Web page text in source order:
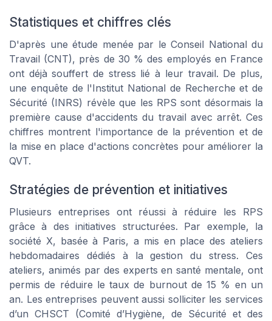
Statistiques et chiffres clés
D'après une étude menée par le Conseil National du
Travail (CNT), près de 30 % des employés en France
ont déjà souffert de stress lié à leur travail. De plus,
une enquête de l'Institut National de Recherche et de
Sécurité (INRS) révèle que les RPS sont désormais la
première cause d'accidents du travail avec arrêt. Ces
chiffres montrent l'importance de la prévention et de
la mise en place d'actions concrètes pour améliorer la
QVT.
Stratégies de prévention et initiatives
Plusieurs entreprises ont réussi à réduire les RPS
grâce à des initiatives structurées. Par exemple, la
société X, basée à Paris, a mis en place des ateliers
hebdomadaires dédiés à la gestion du stress. Ces
ateliers, animés par des experts en santé mentale, ont
permis de réduire le taux de burnout de 15 % en un
an. Les entreprises peuvent aussi solliciter les services
d’un CHSCT (Comité d’Hygiène, de Sécurité et des